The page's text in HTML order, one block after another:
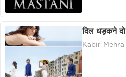
दिल धड़कने दो
Kabir Mehra